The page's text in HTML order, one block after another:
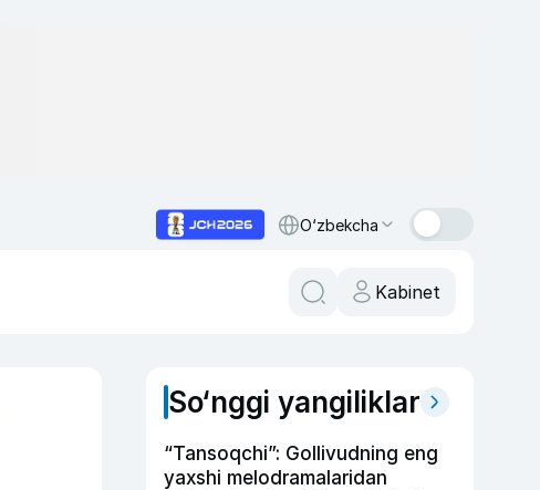
O‘zbekcha
Kabinet
So‘nggi yangiliklar
“Tansoqchi”: Gollivudning eng
yaxshi melodramalaridan